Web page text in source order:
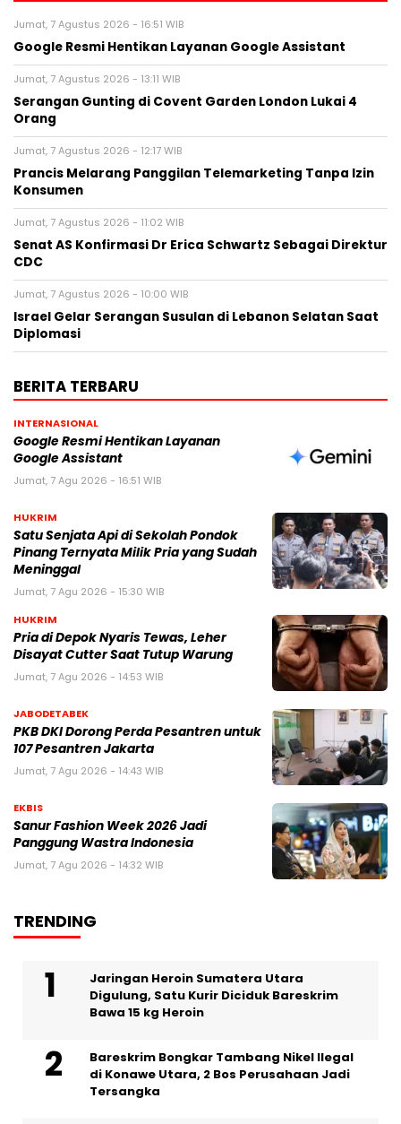
Jumat, 7 Agustus 2026 - 16:51 WIB
Google Resmi Hentikan Layanan Google Assistant
Jumat, 7 Agustus 2026 - 13:11 WIB
Serangan Gunting di Covent Garden London Lukai 4
Orang
Jumat, 7 Agustus 2026 - 12:17 WIB
Prancis Melarang Panggilan Telemarketing Tanpa Izin
Konsumen
Jumat, 7 Agustus 2026 - 11:02 WIB
Senat AS Konfirmasi Dr Erica Schwartz Sebagai Direktur
CDC
Jumat, 7 Agustus 2026 - 10:00 WIB
Israel Gelar Serangan Susulan di Lebanon Selatan Saat
Diplomasi
BERITA TERBARU
INTERNASIONAL
Google Resmi Hentikan Layanan
Google Assistant
Jumat, 7 Agu 2026 - 16:51 WIB
HUKRIM
Satu Senjata Api di Sekolah Pondok
Pinang Ternyata Milik Pria yang Sudah
Meninggal
Jumat, 7 Agu 2026 - 15:30 WIB
HUKRIM
Pria di Depok Nyaris Tewas, Leher
Disayat Cutter Saat Tutup Warung
Jumat, 7 Agu 2026 - 14:53 WIB
JABODETABEK
PKB DKI Dorong Perda Pesantren untuk
107 Pesantren Jakarta
Jumat, 7 Agu 2026 - 14:43 WIB
EKBIS
Sanur Fashion Week 2026 Jadi
Panggung Wastra Indonesia
Jumat, 7 Agu 2026 - 14:32 WIB
TRENDING
Jaringan Heroin Sumatera Utara
Digulung, Satu Kurir Diciduk Bareskrim
Bawa 15 kg Heroin
Bareskrim Bongkar Tambang Nikel Ilegal
di Konawe Utara, 2 Bos Perusahaan Jadi
Tersangka